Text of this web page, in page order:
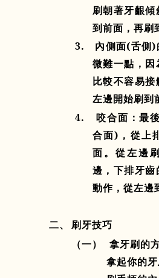
刷朝著牙齦
到前面，再刷
3.
內側面(舌側)
微難一點，
比較不容易
左邊開始刷到
4.
咬合面：最
合面) ，從上
面。從左邊
邊，下排牙
動作，從左邊
二、
刷牙技巧
（一）
拿牙刷的
拿起你的